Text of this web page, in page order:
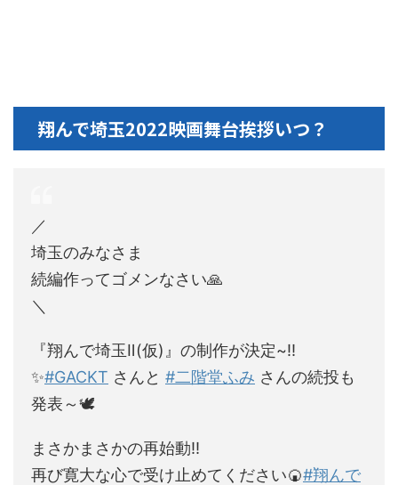
翔んで埼玉2022映画舞台挨拶いつ？
／
埼玉のみなさま
続編作ってゴメンなさい🙏
＼
『翔んで埼玉Ⅱ(仮)』の制作が決定~‼️
✨#GACKT さんと #二階堂ふみ さんの続投も
発表～🕊️
まさかまさかの再始動‼️
再び寛大な心で受け止めてください🍘#翔んで